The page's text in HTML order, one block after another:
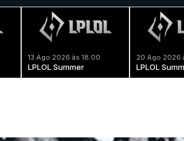
13 Ago 2026 às 18:00
LPLOL Summer
20 Ago 2026
LPLOL